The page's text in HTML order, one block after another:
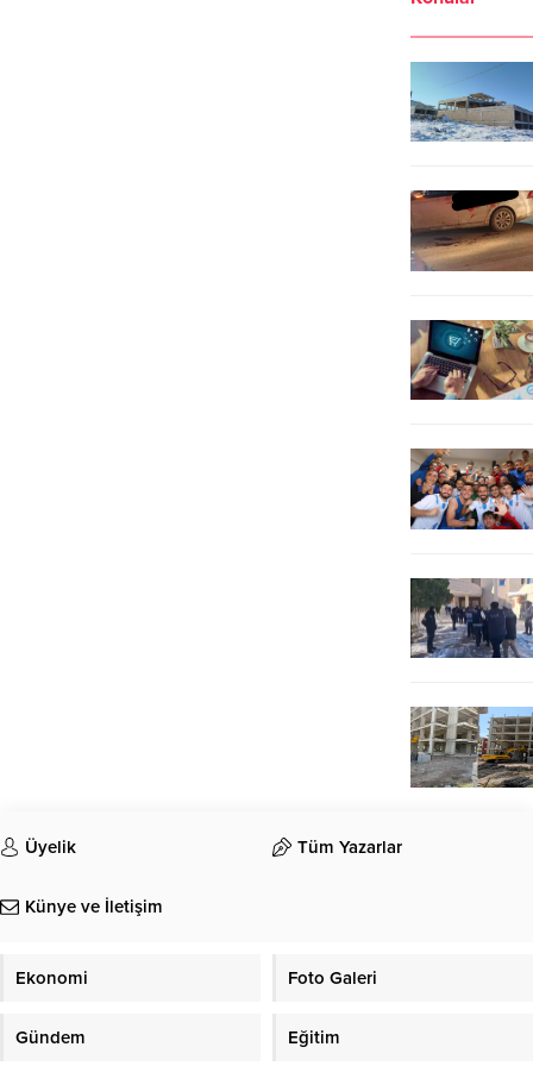
dedektör köpeğinin
katılımıylaAdana, İstanbul, Ankara,
Batman, Antalya, Kırklareli, Tekirdağ,
İzmir, Bursa, Konya, Kocaeli,
Kütahya, Mersin, Samsun, Mardin,
Üyelik Tüm Yazarlar
Künye ve İletişim
Ekonomi Foto Galeri
Gündem Eğitim